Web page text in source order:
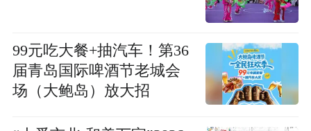
99元吃大餐+抽汽车！第36
届青岛国际啤酒节老城会
场（大鲍岛）放大招